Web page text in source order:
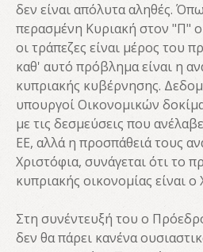
δεν είναι απόλυτα αληθές.
περασμένη Κυριακή στον "Π"
οι τράπεζες είναι μέρος του
καθ' αυτό πρόβλημα είναι η
κυπριακής κυβέρνησης.
υπουργοί Οικονομικών
με τις δεσμεύσεις που
ΕΕ, αλλά η προσπάθειά τους
Χριστόφια, συνάγεται ότι το
κυπριακής οικονομίας είναι ο
Στη συνέντευξή του ο
δεν θα πάρει κανένα